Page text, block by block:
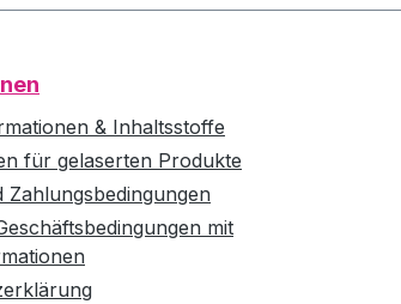
& Inhaltsstoffe
für gelaserten Produkte
Zahlungsbedingungen
mit